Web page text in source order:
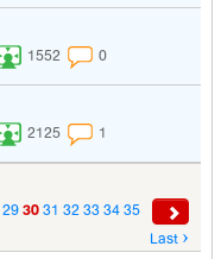
1552
0
2125
1
293031 32333435
Last ›